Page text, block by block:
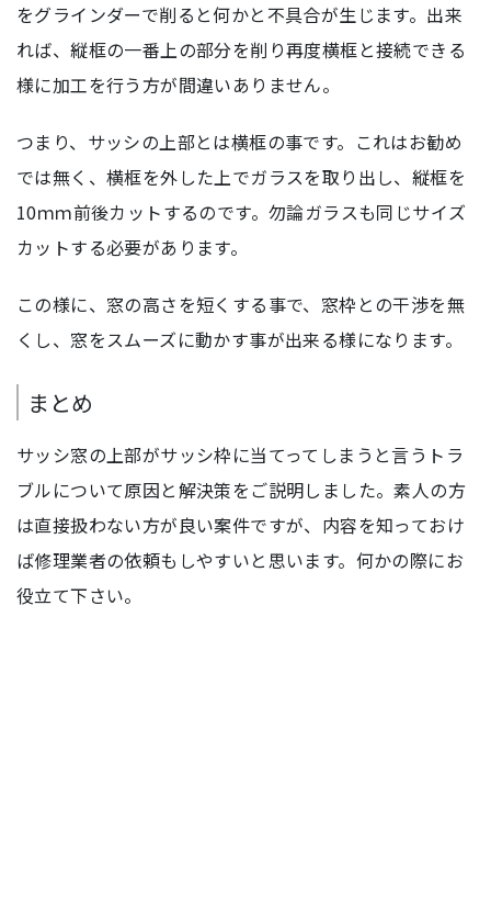
をグラインダーで削ると何かと不具合が生じます。出来
れば、縦框の一番上の部分を削り再度横框と接続できる
様に加工を行う方が間違いありません。
つまり、サッシの上部とは横框の事です。これはお勧め
では無く、横框を外した上でガラスを取り出し、縦框を
10ｍｍ前後カットするのです。勿論ガラスも同じサイズ
カットする必要があります。
この様に、窓の高さを短くする事で、窓枠との干渉を無
くし、窓をスムーズに動かす事が出来る様になります。
まとめ
サッシ窓の上部がサッシ枠に当てってしまうと言うトラ
ブルについて原因と解決策をご説明しました。素人の方
は直接扱わない方が良い案件ですが、内容を知っておけ
ば修理業者の依頼もしやすいと思います。何かの際にお
役立て下さい。